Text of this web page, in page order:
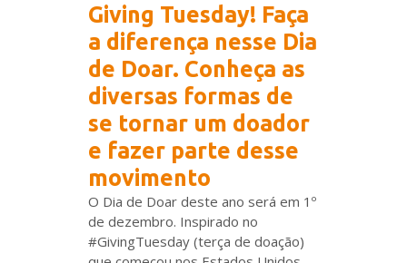
Giving Tuesday! Faça
a diferença nesse Dia
de Doar. Conheça as
diversas formas de
se tornar um doador
e fazer parte desse
movimento
O Dia de Doar deste ano será em 1º
de dezembro. Inspirado no
#GivingTuesday (terça de doação)